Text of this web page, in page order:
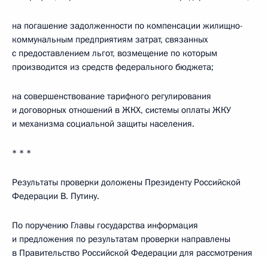
на погашение задолженности по компенсации жилищно-
коммунальным предприятиям затрат, связанных
с предоставлением льгот, возмещение по которым
производится из средств федерального бюджета;
на совершенствование тарифного регулирования
и договорных отношений в ЖКХ, системы оплаты ЖКУ
и механизма социальной защиты населения.
* * *
Результаты проверки доложены Президенту Российской
Федерации В. Путину.
По поручению Главы государства информация
и предложения по результатам проверки направлены
в Правительство Российской Федерации для рассмотрения